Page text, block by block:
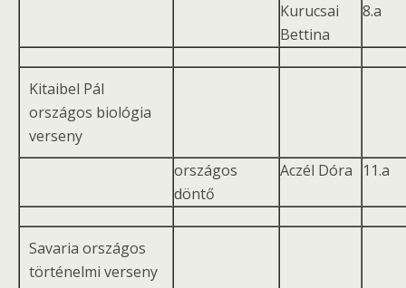
Kurucsai
Bettina
8.a
Kitaibel Pál
országos biológia
verseny
országos
döntő
Aczél Dóra 11.a
Savaria országos
történelmi verseny